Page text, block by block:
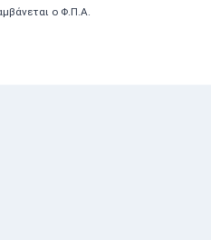
ο Φ.Π.Α.